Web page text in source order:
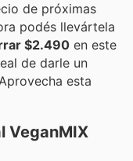
de próximas
podés llevártela
$2.490 en este
de darle un
esta
VeganMIX